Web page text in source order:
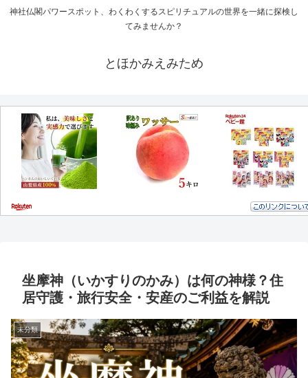
神社仏閣パワースポット、わくわくするスピリチュアルの世界を一緒に探検し
てみませんか？
とほかみえみため
坐摩神（いかすりのかみ）は何の神様？住
居守護・旅行安全・安産のご利益を解説
未分類